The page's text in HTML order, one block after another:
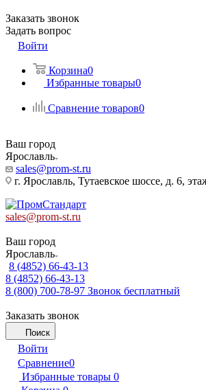
Заказать звонок
Задать вопрос
Войти
Корзина0
Избранные товары0
Сравнение товаров0
Ваш город
Ярославль
sales@prom-st.ru
г. Ярославль, Тутаевское шоссе, д. 6,
sales@prom-st.ru
Ваш город
Ярославль
8 (4852) 66-43-13
8 (4852) 66-43-13
8 (800) 700-78-97 Звонок бесплатный
Заказать звонок
Поиск
Войти
Сравнение0
Избранные товары 0